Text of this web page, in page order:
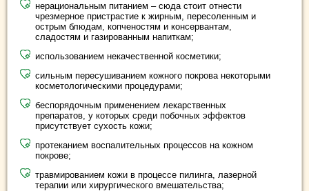
нерациональным питанием – сюда стоит отнести
чрезмерное пристрастие к жирным, пересоленным и
острым блюдам, копченостям и консервантам,
сладостям и газированным напиткам;
использованием некачественной косметики;
сильным пересушиванием кожного покрова некоторыми
косметологическими процедурами;
беспорядочным применением лекарственных
препаратов, у которых среди побочных эффектов
присутствует сухость кожи;
протеканием воспалительных процессов на кожном
покрове;
травмированием кожи в процессе пилинга, лазерной
терапии или хирургического вмешательства;